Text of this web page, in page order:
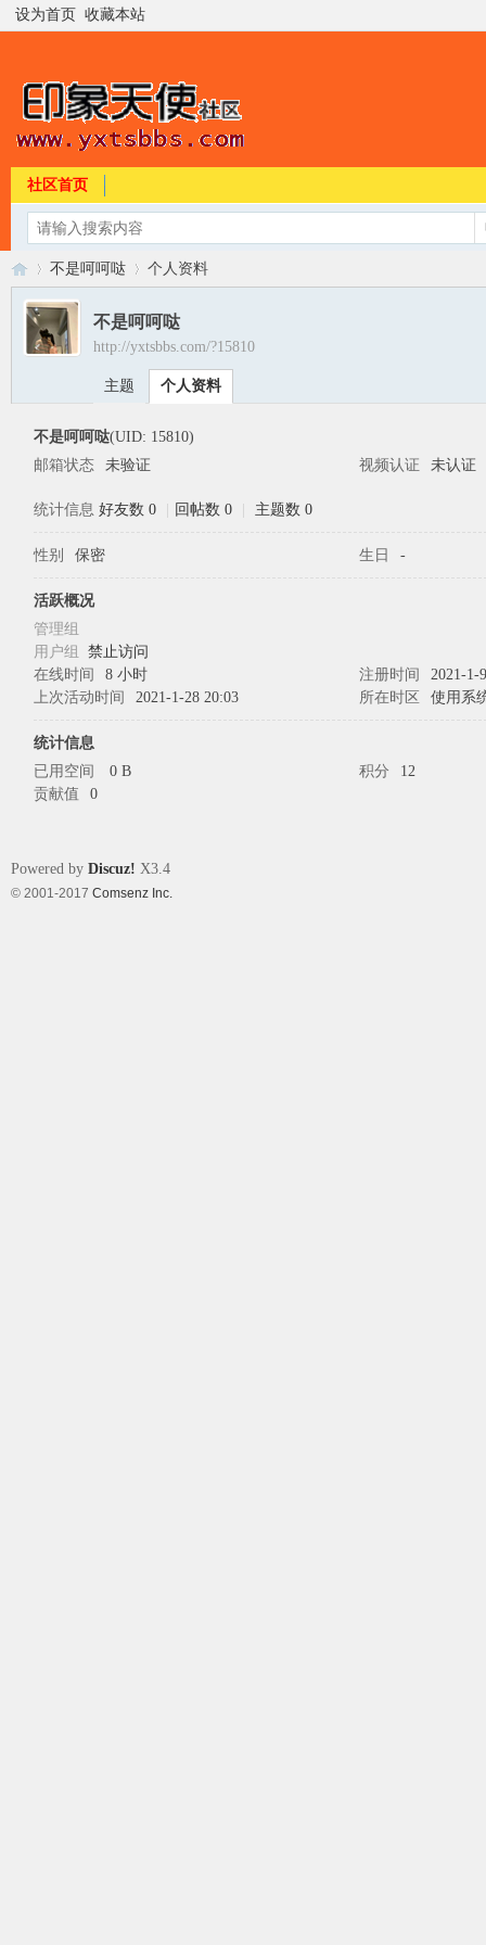
设为首页 收藏本站
社区首页
›
不是呵呵哒 个人资料
不是呵呵哒
http://yxtsbbs.com/?15810
主题 个人资料
不是呵呵哒(UID: 15810)
邮箱状态
未验证 视频认证 未认证
统计信息 好友数 0 回帖数 0 主题数 0
性别 保密 生日 -
活跃概况
管理组
用户组 禁止访问
在线时间
8 小时 注册时间
2021-1-
上次活动时间
2021-1-28 20:03 所在时区 使用系
统计信息
已用空间
0 B 积分
12
贡献值
0
Powered by Discuz! X3.4
© 2001-2017 Comsenz Inc.